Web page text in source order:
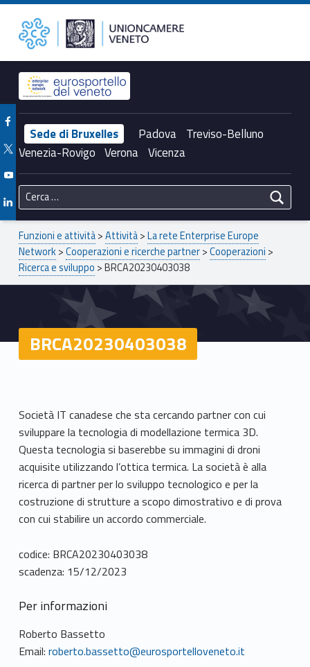
BRCA20230403038 – Unioncamere del Veneto Unioncamere del Veneto
Header info sidebar
Sede di Bruxelles Padova Treviso-Belluno
Venezia-Rovigo Verona Vicenza
Facebook Unioncamere Veneto
Twitter Unioncamere Veneto
Youtube Unioncamere Veneto
Linkedin Unioncamere Veneto
Ricerca per:
Breadcrumbs navigation
Funzioni e attività>Attività>La rete Enterprise Europe
Network>Cooperazioni e ricerche partner>Cooperazioni >
Ricerca e sviluppo >BRCA20230403038
BRCA20230403038
Società IT canadese che sta cercando partner con cui
sviluppare la tecnologia di modellazione termica 3D.
Questa tecnologia si baserebbe su immagini di droni
acquisite utilizzando l’ottica termica. La società è alla
ricerca di partner per lo sviluppo tecnologico e per la
costruzione di strutture a scopo dimostrativo e di prova
con cui stabilire un accordo commerciale.
codice: BRCA20230403038
scadenza: 15/12/2023
Per informazioni
Roberto Bassetto
Email: roberto.bassetto@eurosportelloveneto.it